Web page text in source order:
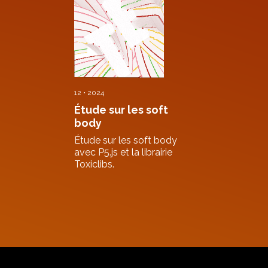
12 • 2024
Étude sur les soft
body
Étude sur les soft body
avec P5.js et la librairie
Toxiclibs.